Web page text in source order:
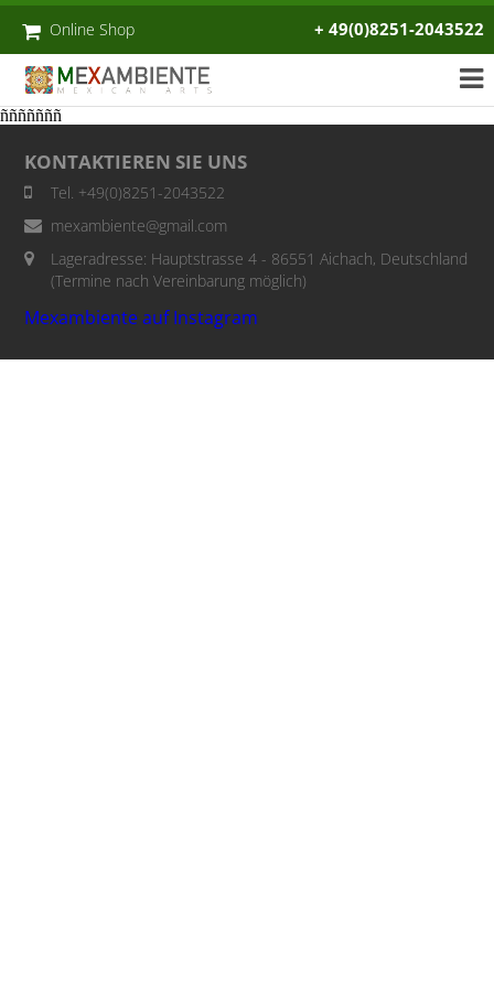
Online Shop + 49(0)8251-2043522
ñññññññ
KONTAKTIEREN SIE UNS
Tel. +49(0)8251-2043522
mexambiente@gmail.com
Lageradresse: Hauptstrasse 4 - 86551 Aichach, Deutschland
(Termine nach Vereinbarung möglich)
Mexambiente auf Instagram